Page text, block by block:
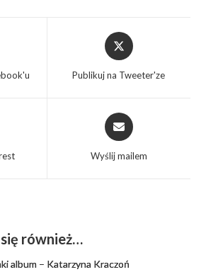
Publikuj na Tweeter'ze
Wyślij mailem
również…